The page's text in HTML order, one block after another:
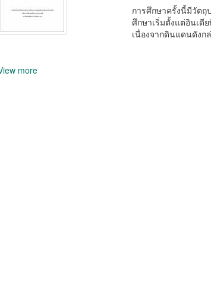
การศึกษาครั้งนี้มีวัต
ศึกษาเริ่มตั้งแต่อินเ
เนื่องจากดินแดนดังก
more